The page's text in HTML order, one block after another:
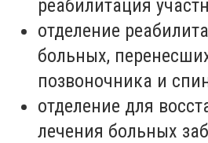
реабилитация
отделение
больных,
позвоночника и
отделение для
лечения больных